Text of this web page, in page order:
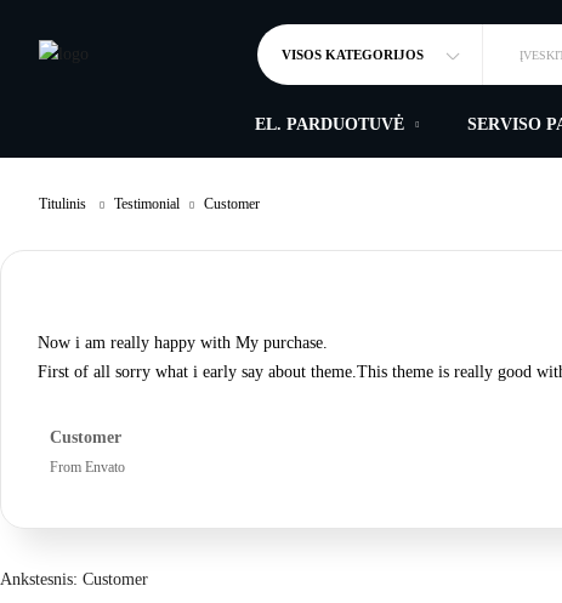
VISOS KATEGORIJOS
EL. PARDUOTUVĖ SERVISO
Titulinis Testimonial Customer
Now i am really happy with My purchase.
First of all sorry what i early say about theme.This theme is really good
Customer
From Envato
Ankstesnis: Customer